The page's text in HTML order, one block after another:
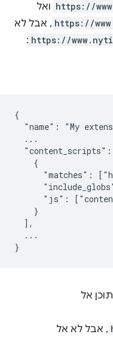
https:// ואל
https:// , אבל לא
https://
:
{
"name": "My
  ...
"content_scripts":
    {
"matches":
"js":
    }
  ],
  ...
אל
, אבל לא אל